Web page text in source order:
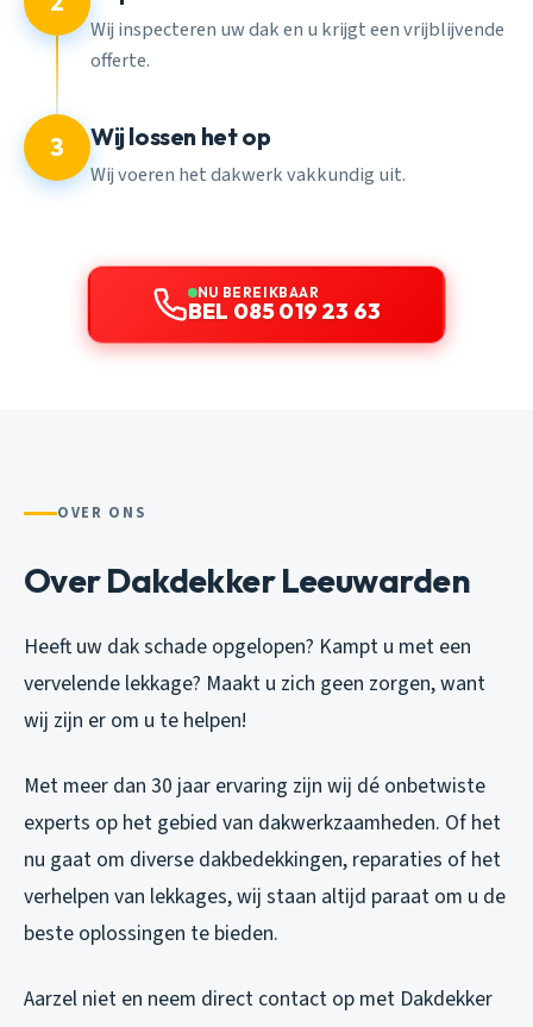
Wij inspecteren uw dak en u krijgt een vrijblijvende
offerte.
3 Wij lossen het op
Wij voeren het dakwerk vakkundig uit.
NU BEREIKBAAR
BEL 085 019 23 63
OVER ONS
Over Dakdekker Leeuwarden
Heeft uw dak schade opgelopen? Kampt u met een
vervelende lekkage? Maakt u zich geen zorgen, want
wij zijn er om u te helpen!
Met meer dan 30 jaar ervaring zijn wij dé onbetwiste
experts op het gebied van dakwerkzaamheden. Of het
nu gaat om diverse dakbedekkingen, reparaties of het
verhelpen van lekkages, wij staan altijd paraat om u de
beste oplossingen te bieden.
Aarzel niet en neem direct contact op met Dakdekker